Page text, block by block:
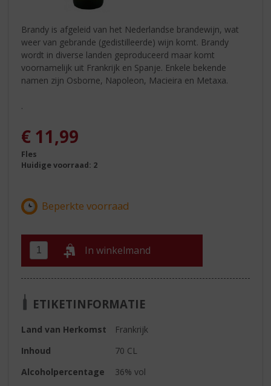
Brandy is afgeleid van het Nederlandse brandewijn, wat
weer van gebrande (gedistilleerde) wijn komt. Brandy
wordt in diverse landen geproduceerd maar komt
voornamelijk uit Frankrijk en Spanje. Enkele bekende
namen zijn Osborne, Napoleon, Macieira en Metaxa.
.
€ 11,99
Fles
Huidige voorraad: 2
In winkelmand
ETIKETINFORMATIE
Land van Herkomst
Frankrijk
Inhoud
70 CL
Alcoholpercentage
36% vol